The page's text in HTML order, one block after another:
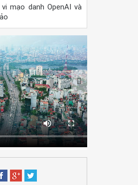
mạo danh OpenAI và